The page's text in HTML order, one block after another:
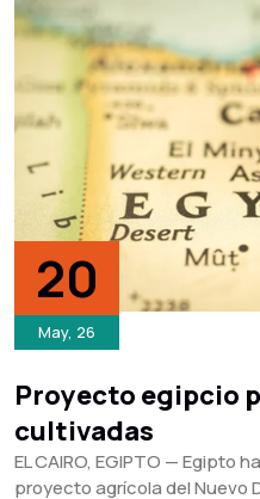
20
May, 26
Proyecto egipcio
cultivadas
EL CAIRO, EGIPTO — Egipto
proyecto agrícola del Nuevo